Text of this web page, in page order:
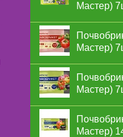
Мастер)
Мастер)
Мастер)
Мастер)